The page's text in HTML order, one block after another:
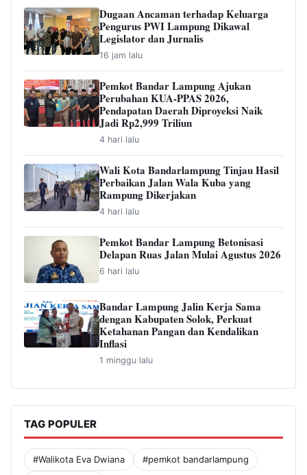
Dugaan Ancaman terhadap Keluarga
Pengurus PWI Lampung Dikawal
Legislator dan Jurnalis
16 jam lalu
Pemkot Bandar Lampung Ajukan
Perubahan KUA-PPAS 2026,
Pendapatan Daerah Diproyeksi Naik
Jadi Rp2,999 Triliun
4 hari lalu
Wali Kota Bandarlampung Tinjau Hasil
Perbaikan Jalan Wala Kuba yang
Rampung Dikerjakan
4 hari lalu
Pemkot Bandar Lampung Betonisasi
Delapan Ruas Jalan Mulai Agustus 2026
6 hari lalu
Bandar Lampung Jalin Kerja Sama
dengan Kabupaten Solok, Perkuat
Ketahanan Pangan dan Kendalikan
Inflasi
1 minggu lalu
TAG POPULER
#Walikota Eva Dwiana #pemkot bandarlampung